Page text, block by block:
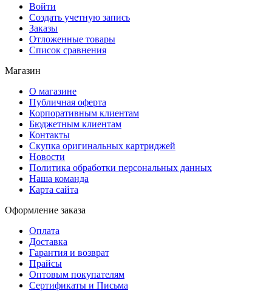
Войти
Создать учетную запись
Заказы
Отложенные товары
Список сравнения
Магазин
О магазине
Публичная оферта
Корпоративным клиентам
Бюджетным клиентам
Контакты
Скупка оригинальных картриджей
Новости
Политика обработки персональных данных
Наша команда
Карта сайта
Оформление заказа
Оплата
Доставка
Гарантия и возврат
Прайсы
Оптовым покупателям
Сертификаты и Письма